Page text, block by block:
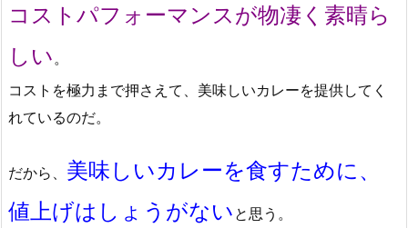
コストパフォーマンスが物凄く素晴ら
しい。
コストを極力まで押さえて、美味しいカレーを提供してく
れているのだ。
だから、 美味しいカレーを食すために、
値上げはしょうがない と思う。